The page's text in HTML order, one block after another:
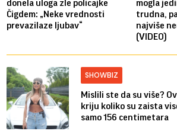
donela uloga zle policajke
Čigdem: „Neke vrednosti
prevazilaze ljubav“
mogla
trudna,
najviše
(VIDEO)
SHOWBIZ
Mislili ste da su više?
kriju koliko su zaista
samo 156 centimetara